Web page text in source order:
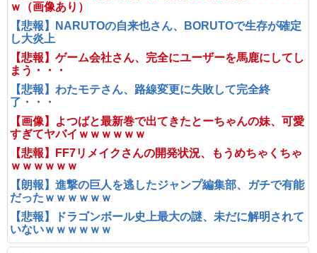
ｗ（画像あり）
【悲報】NARUTOの自来也さん、BORUTOで生存が確定
し大炎上
【悲報】ゲーム会社さん、完全にユーザーを馬鹿にしてし
まう・・・
【悲報】わたモテさん、路線変更に失敗して完全終
了・・・
【画像】よつばと最新巻で出てきたとーちゃんの妹、可愛
すぎてヤバイｗｗｗｗｗｗ
【悲報】FF7リメイクさんの開発状況、もうめちゃくちゃ
ｗｗｗｗｗｗ
【朗報】進撃の巨人を逃したジャンプ編集部、ガチで有能
だったｗｗｗｗｗｗ
【悲報】ドラゴンボール史上最大の謎、未だに解明されて
いないｗｗｗｗｗｗ